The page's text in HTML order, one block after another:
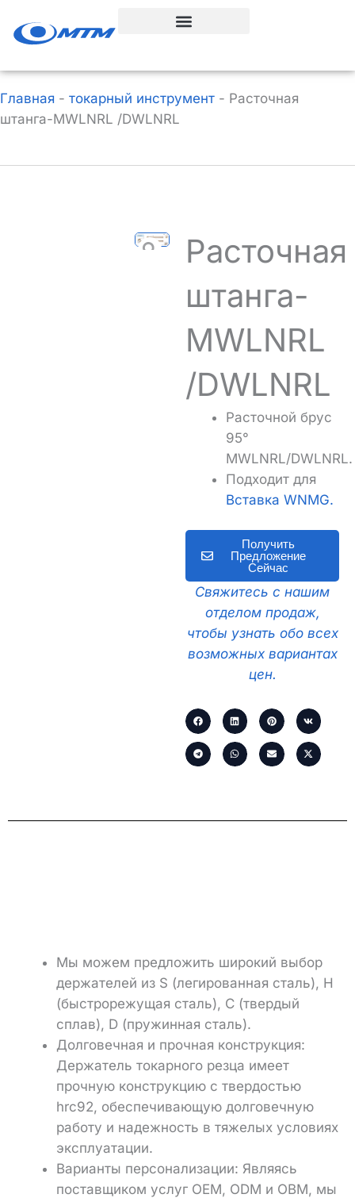
Главная - токарный инструмент - Расточная
штанга-MWLNRL /DWLNRL
Расточная
штанга-
MWLNRL
/DWLNRL
Расточной брус
95°
MWLNRL/DWLNRL.
Подходит для
Вставка WNMG.
Получить
Предложение
Сейчас
Свяжитесь с нашим
отделом продаж,
чтобы узнать обо всех
возможных вариантах
цен.
Мы можем предложить широкий выбор
держателей из S (легированная сталь), H
(быстрорежущая сталь), C (твердый
сплав), D (пружинная сталь).
Долговечная и прочная конструкция:
Держатель токарного резца имеет
прочную конструкцию с твердостью
hrc92, обеспечивающую долговечную
работу и надежность в тяжелых условиях
эксплуатации.
Варианты персонализации: Являясь
поставщиком услуг OEM, ODM и OBM, мы